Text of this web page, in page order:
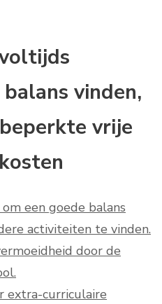
vinden,
vrije
een goede balans
activiteiten te vinden.
door de
extra-curriculaire